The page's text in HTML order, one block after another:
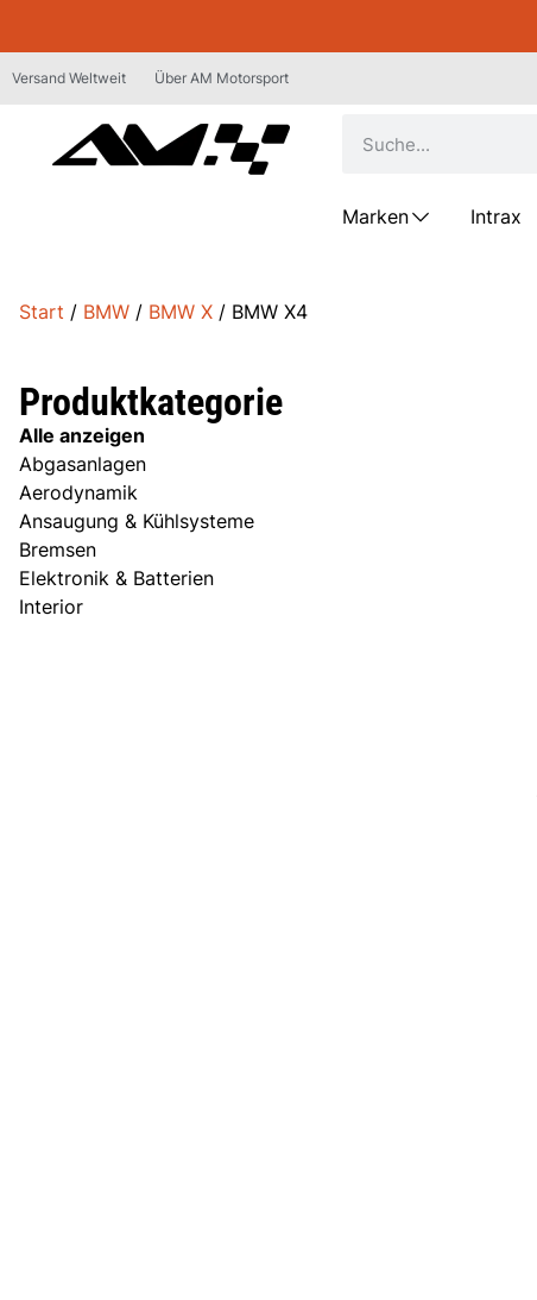
Versand Weltweit Über AM Motorsport
Marken Intrax
Start / BMW / BMW X / BMW X4
Produktkategorie
Alle anzeigen
Abgasanlagen
Aerodynamik
Ansaugung & Kühlsysteme
Bremsen
Elektronik & Batterien
Interior